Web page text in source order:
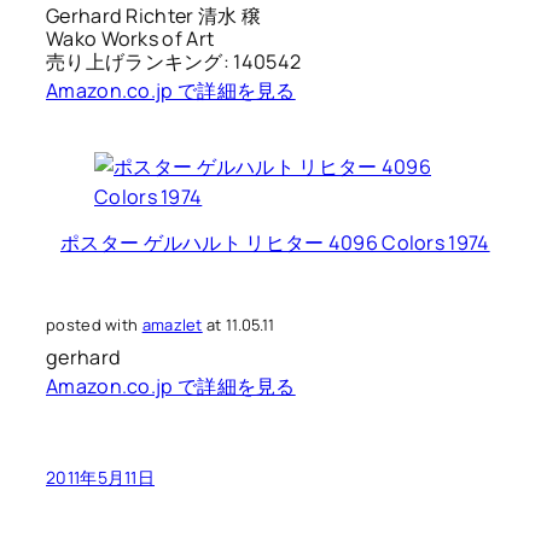
Gerhard Richter 清水 穣
Wako Works of Art
売り上げランキング: 140542
Amazon.co.jp で詳細を見る
ポスター ゲルハルト リヒター 4096 Colors 1974
posted with amazlet at 11.05.11
gerhard
Amazon.co.jp で詳細を見る
2011年5月11日